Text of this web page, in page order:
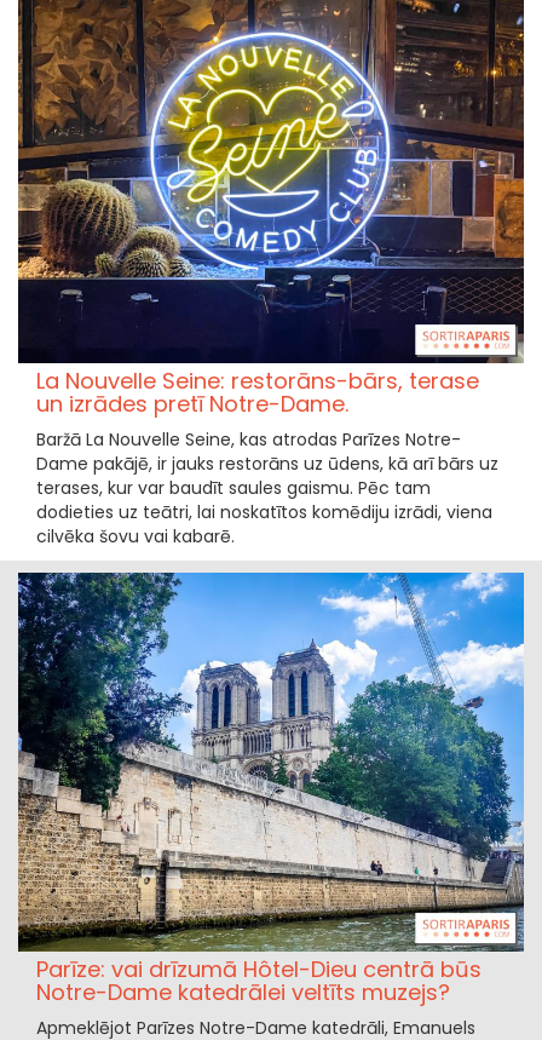
La Nouvelle Seine: restorāns-bārs, terase
un izrādes pretī Notre-Dame.
Baržā La Nouvelle Seine, kas atrodas Parīzes Notre-
Dame pakājē, ir jauks restorāns uz ūdens, kā arī bārs uz
terases, kur var baudīt saules gaismu. Pēc tam
dodieties uz teātri, lai noskatītos komēdiju izrādi, viena
cilvēka šovu vai kabarē.
Parīze: vai drīzumā Hôtel-Dieu centrā būs
Notre-Dame katedrālei veltīts muzejs?
Apmeklējot Parīzes Notre-Dame katedrāli, Emanuels